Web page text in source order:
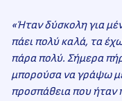
«Ήταν δύσκολη για
πάει πολύ καλά, τα
πάρα πολύ. Σήμερα
μπορούσα να γράψω
προσπάθεια που ήταν